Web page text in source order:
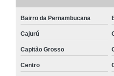
Bairro da Pernambucana
Cajurú
Capitão Grosso
Centro